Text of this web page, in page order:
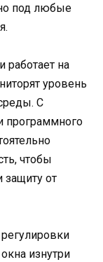
под любые
работает на
уровень
С
программного
чтобы
защиту от
изнутри